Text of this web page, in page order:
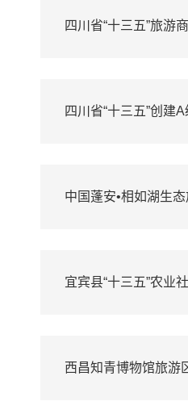
四川省“十三五”旅游
四川省“十三五”创建
中国蓬安•相如湖生
宜宾县“十三五”农业
西昌知青博物馆旅游